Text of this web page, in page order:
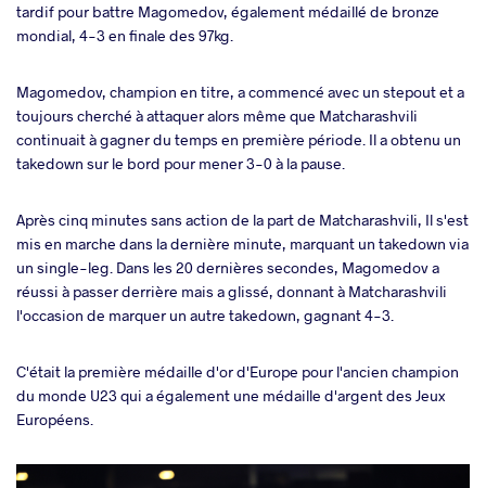
tardif pour battre Magomedov, également médaillé de bronze
mondial, 4-3 en finale des 97kg.
Magomedov, champion en titre, a commencé avec un stepout et a
toujours cherché à attaquer alors même que Matcharashvili
continuait à gagner du temps en première période. Il a obtenu un
takedown sur le bord pour mener 3-0 à la pause.
Après cinq minutes sans action de la part de Matcharashvili, Il s'est
mis en marche dans la dernière minute, marquant un takedown via
un single-leg. Dans les 20 dernières secondes, Magomedov a
réussi à passer derrière mais a glissé, donnant à Matcharashvili
l'occasion de marquer un autre takedown, gagnant 4-3.
C'était la première médaille d'or d'Europe pour l'ancien champion
du monde U23 qui a également une médaille d'argent des Jeux
Européens.